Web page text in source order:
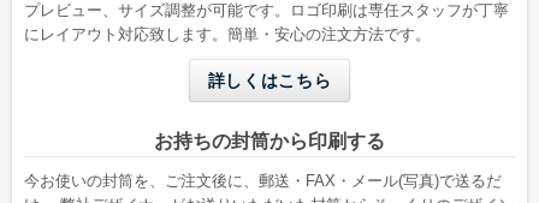
プレビュー、サイズ調整が可能です。ロゴ印刷は専任スタッフが丁寧
にレイアウト対応致します。簡単・安心の注文方法です。
詳しくはこちら
お持ちの封筒から印刷する
今お使いの封筒を、ご注文後に、郵送・FAX・メール(写真)で送るだ